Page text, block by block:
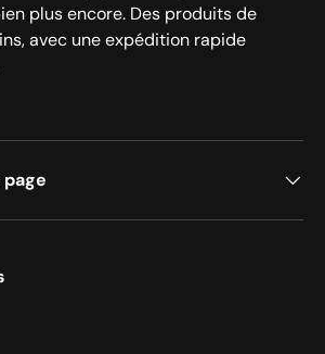
plus encore. Des produits de
avec une expédition rapide